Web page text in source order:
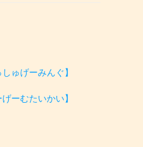
ゅげーみんぐ】
ーむたいかい】